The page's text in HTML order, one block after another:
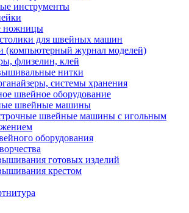
инструменты
ножницы
для швейных машин
(компьютерный журнал моделей)
флизелин, клей
нитки
системы хранения
швейное оборудование
швейные машины
швейные машины с игольным
оборудования
готовых изделий
крестом